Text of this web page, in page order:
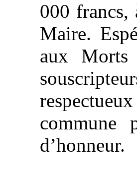
000
Maire.
aux Morts
commune
d’honneur.